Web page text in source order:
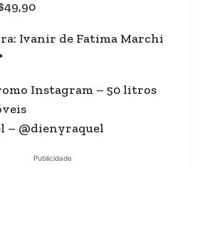
Ivanir de Fatima Marchi
Instagram – 50 litros
– @dienyraquel
Publicidade